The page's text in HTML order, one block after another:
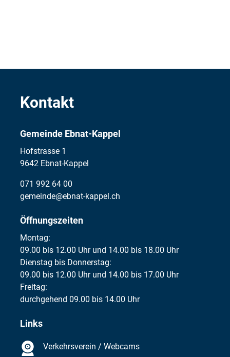
Kontakt
Gemeinde Ebnat-Kappel
Hofstrasse 1
9642 Ebnat-Kappel
071 992 64 00
gemeinde@ebnat-kappel.ch
Öffnungszeiten
Montag:
09.00 bis 12.00 Uhr und 14.00 bis 18.00 Uhr
Dienstag bis Donnerstag:
09.00 bis 12.00 Uhr und 14.00 bis 17.00 Uhr
Freitag:
durchgehend 09.00 bis 14.00 Uhr
Links
Verkehrsverein / Webcams